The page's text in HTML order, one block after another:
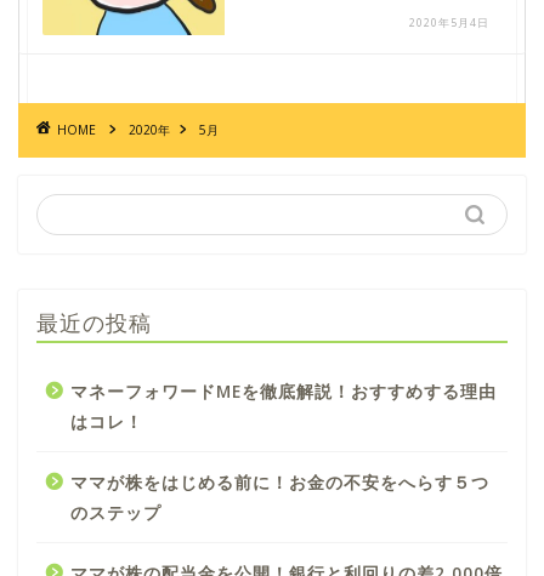
2020年5月4日
HOME 2020年 5月
最近の投稿
マネーフォワードMEを徹底解説！おすすめする理由
はコレ！
ママが株をはじめる前に！お金の不安をへらす５つ
のステップ